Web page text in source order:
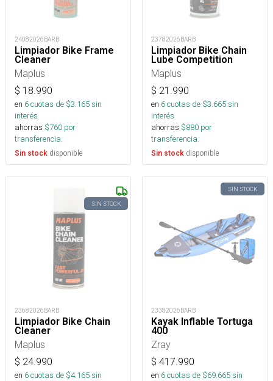
24082026BARB
Limpiador Bike Frame
Cleaner
Maplus
$ 18.990
en 6cuotas de $3.165sin
interés
ahorras $760 por
transferencia.
Sin stock disponible
23782026BARB
Limpiador Bike Chain
Lube Competition
Maplus
$ 21.990
en 6cuotas de $3.665sin
interés
ahorras $880 por
transferencia.
Sin stock disponible
SIN STOCK
23682026BARB
Limpiador Bike Chain
Cleaner
Maplus
$ 24.990
en 6cuotas de $4.165sin
SIN STOCK
23382026BARB
Kayak Inflable Tortuga
400
Zray
$ 417.990
en 6cuotas de $69.665sin